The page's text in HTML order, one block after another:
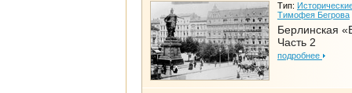
Тип:
Тимофея Бегрова
Берлинская
Часть 2
подробнее